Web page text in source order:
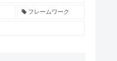
フレームワーク